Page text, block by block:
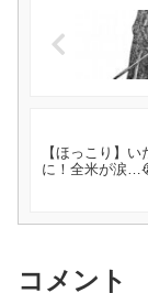
【ほっこり】
に！全米が涙
コメント